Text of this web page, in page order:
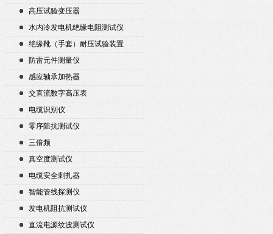
高压试验变压器
水内冷发电机绝缘电阻测试仪
绝缘靴（手套）耐压试验装置
防雷元件测量仪
感应轴承加热器
交直流数字高压表
电缆识别仪
零序阻抗测试仪
三倍频
真空度测试仪
电缆安全刺扎器
智能管线探测仪
发电机阻抗测试仪
直流电源纹波测试仪